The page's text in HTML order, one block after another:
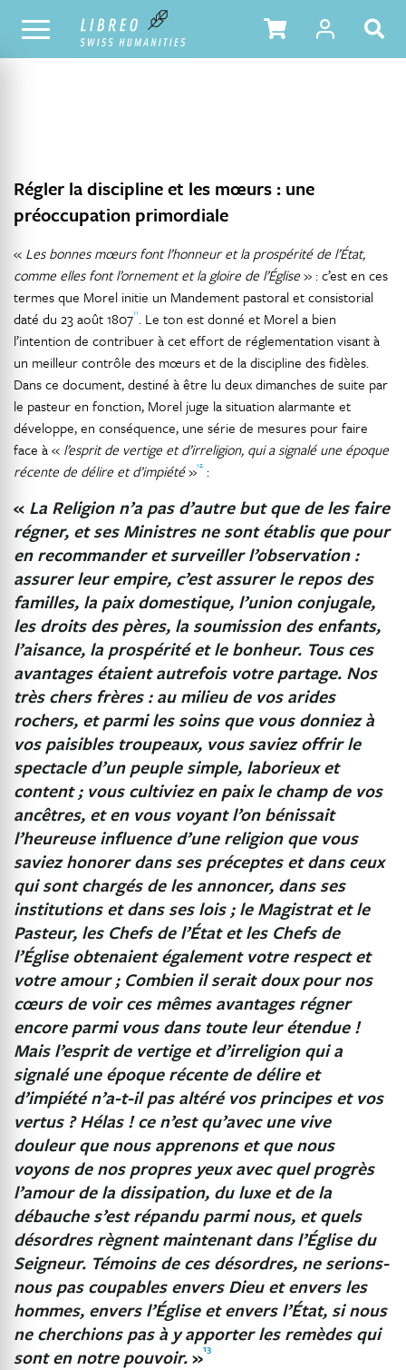
NOTRE CATALOGUE TABLE DES MATIÈRES
Régler la discipline et les mœurs : une
préoccupation primordiale
« Les bonnes mœurs font l’honneur et la prospérité de l’État,
comme elles font l’ornement et la gloire de l’Église» : c’est en ces
termes que Morel initie un Mandement pastoral et consistorial
daté du 23 août 180711. Le ton est donné et Morel a bien
l’intention de contribuer à cet effort de réglementation visant à
un meilleur contrôle des mœurs et de la discipline des fidèles.
Dans ce document, destiné à être lu deux dimanches de suite par
le pasteur en fonction, Morel juge la situation alarmante et
développe, en conséquence, une série de mesures pour faire
face à « l’esprit de vertige et d’irreligion, qui a signalé une époque
récente de délire et d’impiété»12 :
« La Religion n’a pas d’autre but que de les faire
régner, et ses Ministres ne sont établis que pour
en recommander et surveiller l’observation :
assurer leur empire, c’est assurer le repos des
familles, la paix domestique, l’union conjugale,
les droits des pères, la soumission des enfants,
l’aisance, la prospérité et le bonheur. Tous ces
avantages étaient autrefois votre partage. Nos
très chers frères : au milieu de vos arides
rochers, et parmi les soins que vous donniez à
vos paisibles troupeaux, vous saviez offrir le
spectacle d’un peuple simple, laborieux et
content ; vous cultiviez en paix le champ de vos
ancêtres, et en vous voyant l’on bénissait
l’heureuse influence d’une religion que vous
saviez honorer dans ses préceptes et dans ceux
qui sont chargés de les annoncer, dans ses
institutions et dans ses lois ; le Magistrat et le
Pasteur, les Chefs de l’État et les Chefs de
l’Église obtenaient également votre respect et
votre amour ; Combien il serait doux pour nos
cœurs de voir ces mêmes avantages régner
encore parmi vous dans toute leur étendue !
Mais l’esprit de vertige et d’irreligion qui a
signalé une époque récente de délire et
d’impiété n’a-t-il pas altéré vos principes et vos
vertus ? Hélas ! ce n’est qu’avec une vive
douleur que nous apprenons et que nous
voyons de nos propres yeux avec quel progrès
l’amour de la dissipation, du luxe et de la
débauche s’est répandu parmi nous, et quels
désordres règnent maintenant dans l’Église du
Seigneur. Témoins de ces désordres, ne serions-
nous pas coupables envers Dieu et envers les
hommes, envers l’Église et envers l’État, si nous
ne cherchions pas à y apporter les remèdes qui
sont en notre pouvoir.»13